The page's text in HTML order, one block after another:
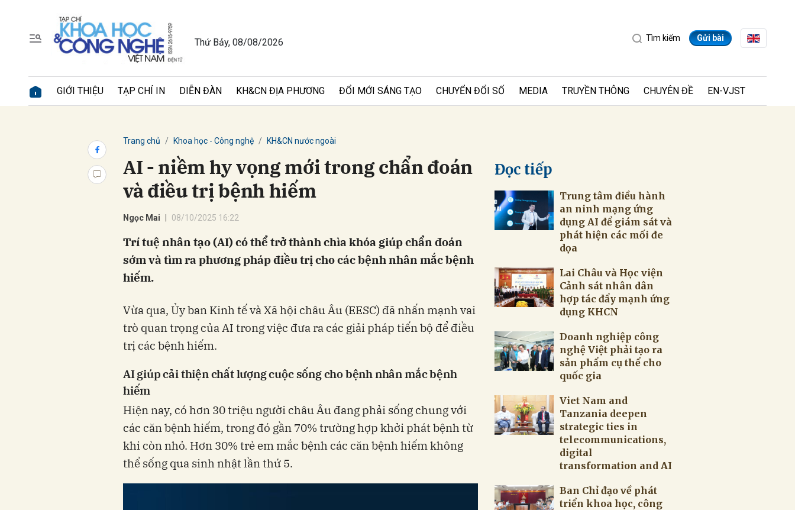
Thứ Bảy, 08/08/2026 Tìm kiếm Gửi bài
GIỚI THIỆU TẠP CHÍ IN DIỄN ĐÀN KH&CN ĐỊA PHƯƠNG ĐỔI MỚI SÁNG TẠO CHUYỂN ĐỔI SỐ MEDIA TRUYỀN THÔNG CHUYÊN ĐỀ EN-VJST
Trang chủ Khoa học - Công nghệ KH&CN nước ngoài
AI - niềm hy vọng mới trong chẩn đoán
và điều trị bệnh hiếm
Ngọc Mai 08/10/2025 16:22
Trí tuệ nhân tạo (AI) có thể trở thành chìa khóa giúp chẩn đoán
sớm và tìm ra phương pháp điều trị cho các bệnh nhân mắc bệnh
hiếm.
Vừa qua, Ủy ban Kinh tế và Xã hội châu Âu (EESC) đã nhấn mạnh vai
trò quan trọng của AI trong việc đưa ra các giải pháp tiến bộ để điều
trị các bệnh hiếm.
AI giúp cải thiện chất lượng cuộc sống cho bệnh nhân mắc bệnh
hiếm
Hiện nay, có hơn 30 triệu người châu Âu đang phải sống chung với
các căn bệnh hiếm, trong đó gần 70% trường hợp khởi phát bệnh từ
khi còn nhỏ. Hơn 30% trẻ em mắc bệnh các căn bệnh hiếm không
thể sống qua sinh nhật lần thứ 5.
Đọc tiếp
Trung tâm điều hành
an ninh mạng ứng
dụng AI để giám sát và
phát hiện các mối đe
dọa
Lai Châu và Học viện
Cảnh sát nhân dân
hợp tác đẩy mạnh ứng
dụng KHCN
Doanh nghiệp công
nghệ Việt phải tạo ra
sản phẩm cụ thể cho
quốc gia
Viet Nam and
Tanzania deepen
strategic ties in
telecommunications,
digital
transformation and AI
Ban Chỉ đạo về phát
triển khoa học, công